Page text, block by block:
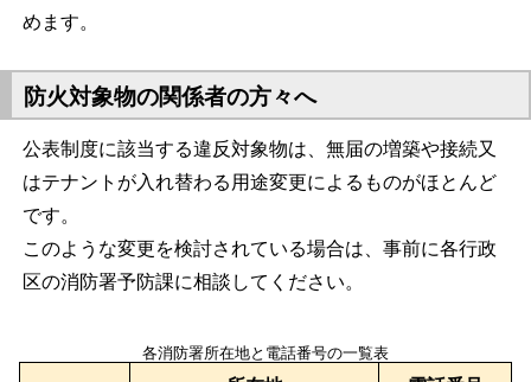
めます。
防火対象物の関係者の方々へ
公表制度に該当する違反対象物は、無届の増築や接続又
はテナントが入れ替わる用途変更によるものがほとんど
です。
このような変更を検討されている場合は、事前に各行政
区の消防署予防課に相談してください。
各消防署所在地と電話番号の一覧表